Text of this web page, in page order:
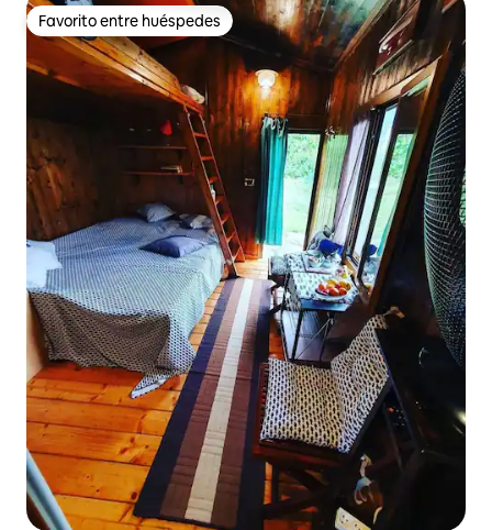
Favorito entre huéspedes
Favorito entre huéspedes